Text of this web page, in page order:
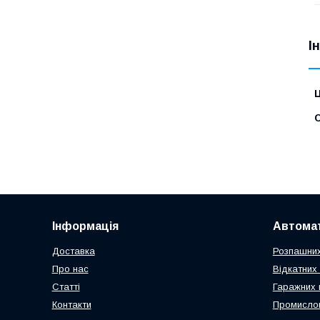
Інформація
Доставка
Про нас
Статті
Контакти
Відкатних
Гаражних